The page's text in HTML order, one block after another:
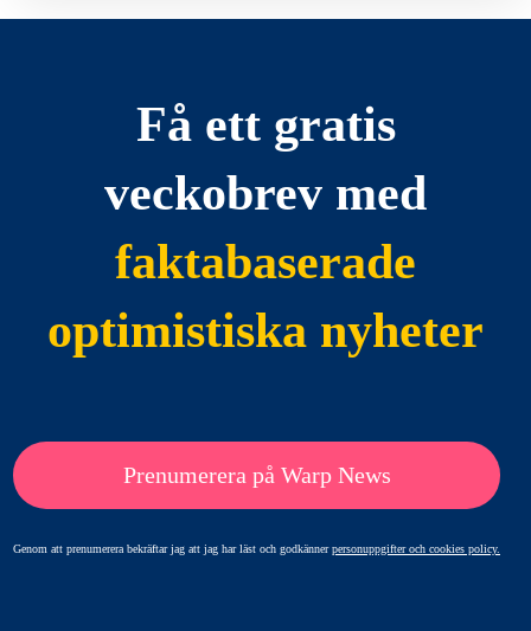
Få ett gratis
veckobrev med
faktabaserade
optimistiska nyheter
Prenumerera på Warp News
Genom att prenumerera bekräftar jag att jag har läst och godkännerpersonuppgifter och cookies policy.